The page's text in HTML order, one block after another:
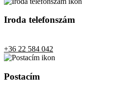
Iroda telefonszám
+36 22 584 042
Postacím